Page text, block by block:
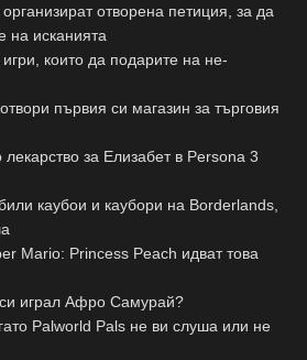
отворена петиция, за да
на исканията
които да подарите на не-
първия си магазин за търговия
за Елизабет в Persona 3
каубои и каубори на Borderlands,
Mario: Princess Peach идват това
играл Афро Самурай?
Palworld Pals не ви слуша или не